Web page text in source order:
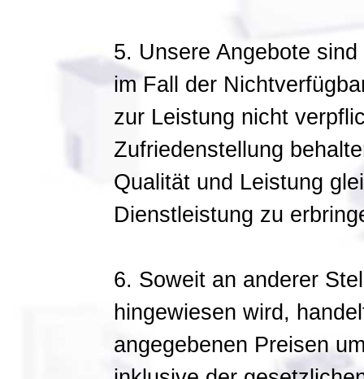
5. Unsere Angebote
im Fall der
zur Leistung nicht
Zufriedenstellung
Qualität und Leistung
Dienstleistung zu
6. Soweit an anderer
hingewiesen wird,
angegebenen Preisen